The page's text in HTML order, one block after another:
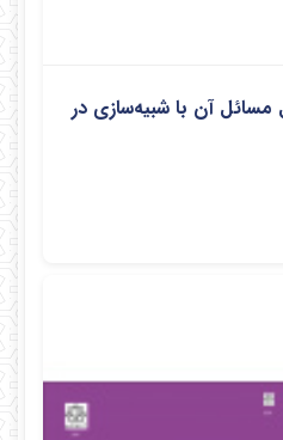
آن با شبیه‌سازی در